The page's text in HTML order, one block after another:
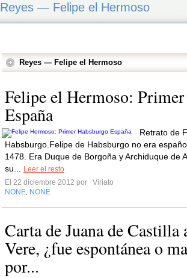
Reyes — Felipe el Hermoso
Reyes — Felipe el Hermoso
Felipe el Hermoso:
España
Retrato de
Habsburgo.Felipe de Habsburgo no era
1478. Era Duque de Borgoña y Archiduque de
su...
Leer el resto
El 22 diciembre 2012 por
Viriato
NONE NONE
Carta de Juana de Castilla
Vere, ¿fue espontánea o
por...